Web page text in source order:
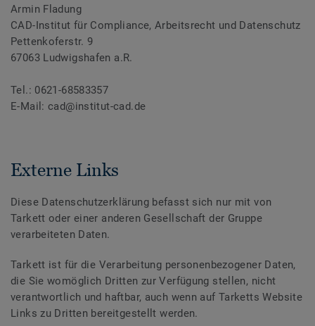
Armin Fladung
CAD-Institut für Compliance, Arbeitsrecht und Datenschutz
Pettenkoferstr. 9
67063 Ludwigshafen a.R.
Tel.: 0621-68583357
E-Mail: cad@institut-cad.de
Externe Links
Diese Datenschutzerklärung befasst sich nur mit von
Tarkett oder einer anderen Gesellschaft der Gruppe
verarbeiteten Daten.
Tarkett ist für die Verarbeitung personenbezogener Daten,
die Sie womöglich Dritten zur Verfügung stellen, nicht
verantwortlich und haftbar, auch wenn auf Tarketts Website
Links zu Dritten bereitgestellt werden.